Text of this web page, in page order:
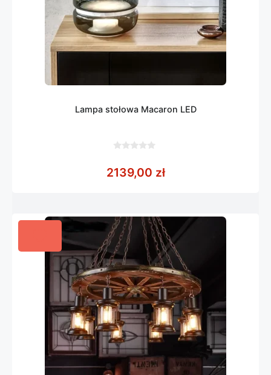
Lampa stołowa Macaron LED
5
2139,00 zł